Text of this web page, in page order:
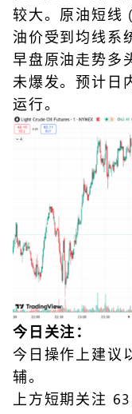
较大。原油短线
油价受到均线系
早盘原油走势多
未爆发。预计日
运行。
今日关注：
今日操作上建议
辅。
上方短期关注